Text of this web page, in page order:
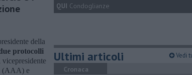
della
protocolli
vicepresidente
(AAA) e
QUI Condoglianze
Ultimi articoli Vedi
Cronaca